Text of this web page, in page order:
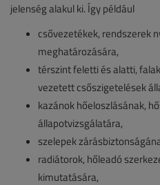
jelenség alakul ki. Így például
csővezetékek, rendszerek
meghatározására,
térszint feletti és alatti,
vezetett csőszigetelések
kazánok hőeloszlásának,
állapotvizsgálatára,
szelepek
radiátorok, hőleadó
kimutatására,